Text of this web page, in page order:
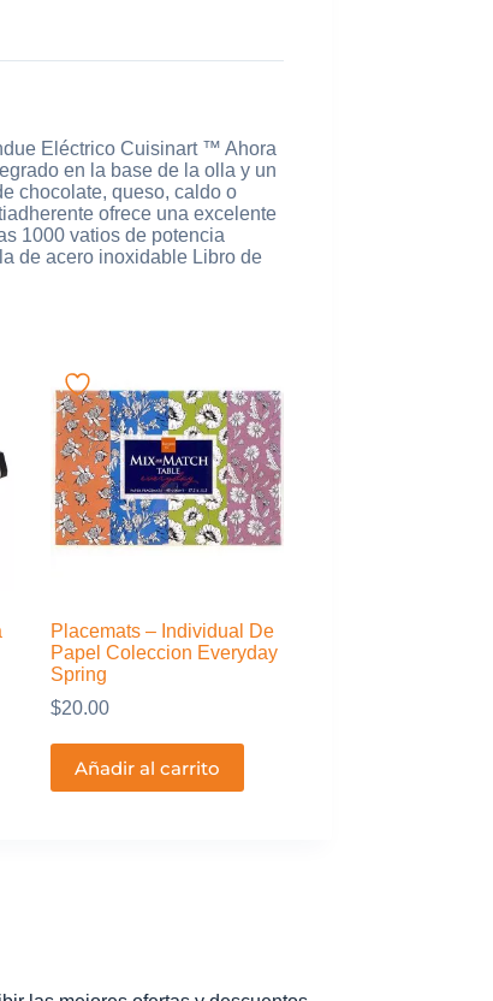
Eléctrico Cuisinart ™ Ahora
en la base de la olla y un
chocolate, queso, caldo o
ofrece una excelente
1000 vatios de potencia
de acero inoxidable Libro de
Placemats – Individual De
Papel Coleccion Everyday
Spring
$20.00
Añadir al carrito